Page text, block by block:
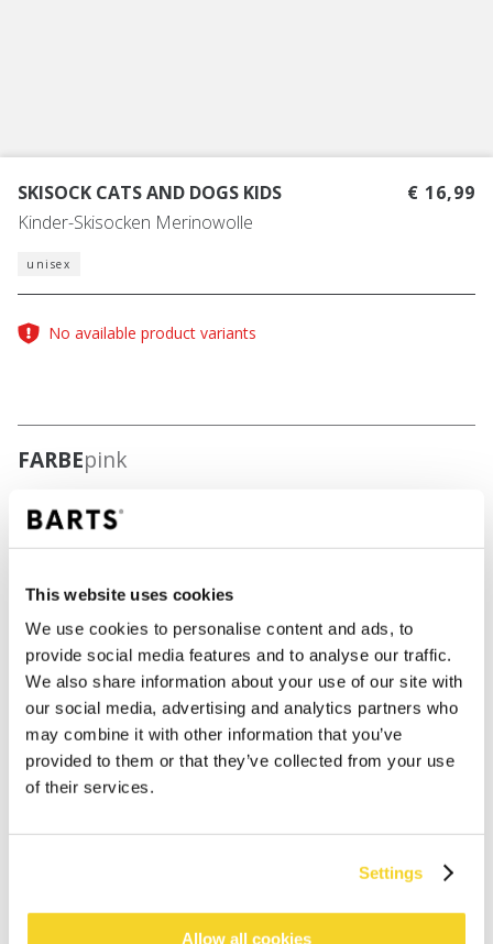
This website uses cookies
We use cookies to personalise content and ads, to
provide social media features and to analyse our traffic.
We also share information about your use of our site with
our social media, advertising and analytics partners who
may combine it with other information that you’ve
provided to them or that they’ve collected from your use
of their services.
Settings
Allow all cookies
SKISOCK CATS AND DOGS KIDS
Kinder-Skisocken Merinowolle
€ 16,99
unisex
No available product variants
FARBEpink
Bestellungen, die vor 12 Uhr MEZ (Montag bis
Freitag) bei uns eingehen, werden noch am selben
Tag versandt
Kostenlose Lieferung für Bestellungen über 50€
innerhalb Deutschland
30 Tage Rückgaberecht
Warme Skisocken für Kinder